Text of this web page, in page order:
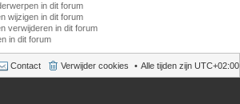
in dit forum
wijzigen in dit forum
verwijderen in dit forum
in dit forum
Alle tijden zijn UTC+02:00
Verwijder cookies
Contact